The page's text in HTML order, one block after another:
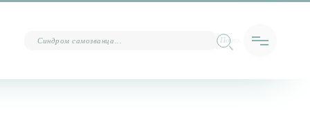
Поиск…